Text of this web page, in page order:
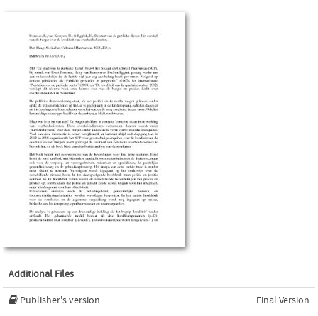
Additional Files
Publisher's version Final Version